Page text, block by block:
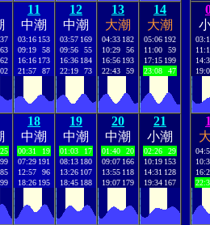
63
11
中潮
03:16 153
09:19
58
16:16 173
21:57
87
12
中潮
03:57 169
09:56
55
16:36 184
22:19
73
13
大潮
04:33 182
10:29
56
16:56 193
22:43
59
14
大潮
05:06 192
11:00
59
17:15 199
23:08
47
25
85
18
中潮
00:31
19
07:29 191
12:57
96
18:26 195
19
中潮
01:03
17
08:13 180
13:26 107
18:45 188
20
中潮
01:40
20
09:07 166
13:55 118
19:07 179
21
小潮
02:26
29
10:19 153
14:31 128
19:34 167